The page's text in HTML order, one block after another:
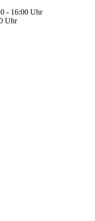
- 16:00 Uhr
Uhr